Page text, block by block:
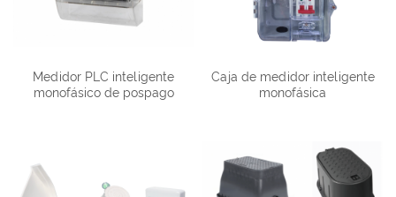
Medidor PLC inteligente
monofásico de pospago
Caja de medidor inteligente
monofásica